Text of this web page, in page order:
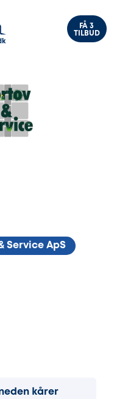
FÅ 3
TILBUD
Service ApS
kårer